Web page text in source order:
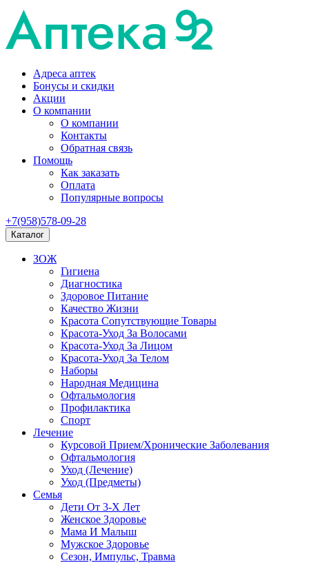
Адреса аптек
Бонусы и скидки
Акции
О компании
О компании
Контакты
Обратная связь
Помощь
Как заказать
Оплата
Популярные вопросы
+7(958)578-09-28
Каталог
ЗОЖ
Гигиена
Диагностика
Здоровое Питание
Качество Жизни
Красота Сопутствующие Товары
Красота-Уход За Волосами
Красота-Уход За Лицом
Красота-Уход За Телом
Наборы
Народная Медицина
Офтальмология
Профилактика
Спорт
Лечение
Курсовой Прием/Хронические Заболевания
Офтальмология
Уход (Лечение)
Уход (Предметы)
Семья
Дети От 3-Х Лет
Женское Здоровье
Мама И Малыш
Мужское Здоровье
Сезон, Импульс, Травма